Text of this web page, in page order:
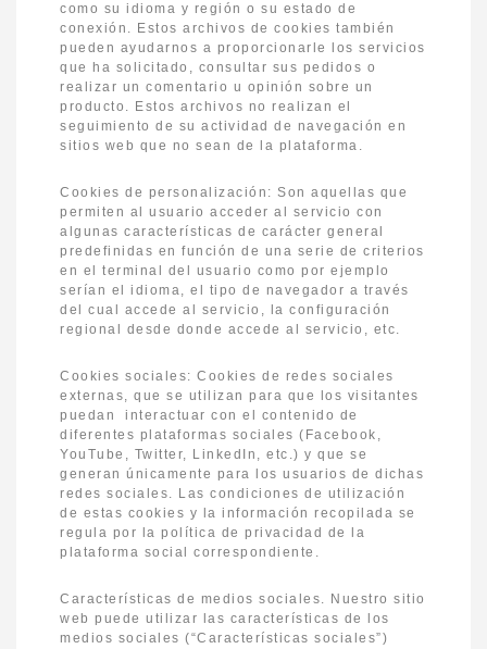
como su idioma y región o su estado de
conexión. Estos archivos de cookies también
pueden ayudarnos a proporcionarle los servicios
que ha solicitado, consultar sus pedidos o
realizar un comentario u opinión sobre un
producto. Estos archivos no realizan el
seguimiento de su actividad de navegación en
sitios web que no sean de la plataforma.
Cookies de personalización: Son aquellas que
permiten al usuario acceder al servicio con
algunas características de carácter general
predefinidas en función de una serie de criterios
en el terminal del usuario como por ejemplo
serían el idioma, el tipo de navegador a través
del cual accede al servicio, la configuración
regional desde donde accede al servicio, etc.
Cookies sociales: Cookies de redes sociales
externas, que se utilizan para que los visitantes
puedan interactuar con el contenido de
diferentes plataformas sociales (Facebook,
YouTube, Twitter, LinkedIn, etc.) y que se
generan únicamente para los usuarios de dichas
redes sociales. Las condiciones de utilización
de estas cookies y la información recopilada se
regula por la política de privacidad de la
plataforma social correspondiente.
Características de medios sociales. Nuestro sitio
web puede utilizar las características de los
medios sociales (“Características sociales”)